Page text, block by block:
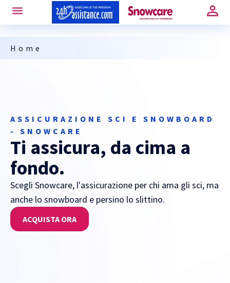
Home
ASSICURAZIONE SCI E SNOWBOARD
- SNOWCARE
Ti assicura, da cima a
fondo.
Scegli Snowcare, l'assicurazione per chi ama gli sci, ma
anche lo snowboard e persino lo slittino.
ACQUISTA ORA